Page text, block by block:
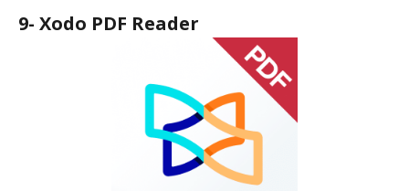
9- Xodo PDF Reader